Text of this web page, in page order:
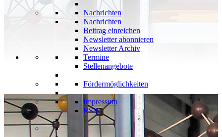
Nachrichten
Nachrichten
Beitrag einreichen
Newsletter abonnieren
Newsletter Archiv
Termine
Stellenangebote
Fördermöglichkeiten
Impressum
RSS